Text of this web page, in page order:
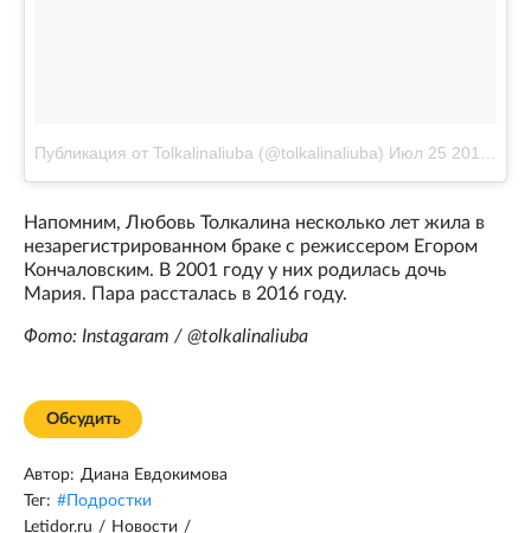
Публикация от Tolkalinaliuba (@tolkalinaliuba) Июл 25 2017 в 10:18 PDT
Напомним, Любовь Толкалина несколько лет жила в
незарегистрированном браке с режиссером Егором
Кончаловским. В 2001 году у них родилась дочь
Мария. Пара рассталась в 2016 году.
Фото: Instagaram / @tolkalinaliuba
Обсудить
Автор: Диана Евдокимова
Тег: # Подростки
Letidor.ru / Новости /